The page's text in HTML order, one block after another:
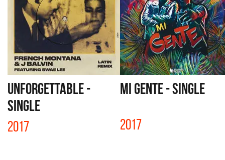
UNFORGETTABLE -
SINGLE
2017
MI GENTE - SINGLE
2017